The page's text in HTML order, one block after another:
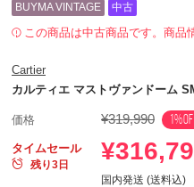
BUYMA VINTAGE 中古
この商品は中古商品です。商品
Cartier
カルティエ マストヴァンドーム
価格 ¥319,990
タイムセール
残り3日
国内発送 (送料込)